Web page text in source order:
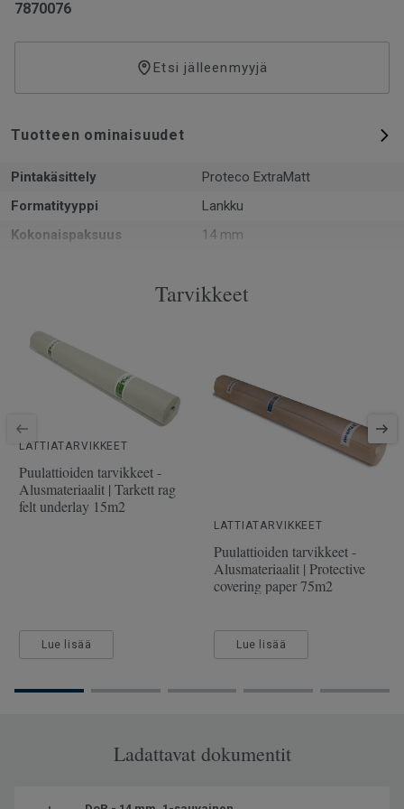
7870076
Etsi jälleenmyyjä
Tuotteen ominaisuudet
Pintakäsittely
Proteco ExtraMatt
Formatityyppi
Lankku
Kokonaispaksuus
14 mm
Kyllä
Kappaleita laatikossa
Asennusmenetelmä
Lukkopontti
SAP-tuotenumero
7870076
Puulaji
Pituus
Kulutuskerroksen paksuus
19.4 cm
Tarvikkeet
LATTIATARVIKKEET
Puulattioiden tarvikkeet -
Alusmateriaalit | Tarkett rag
felt underlay 15m2
Lue lisää
LATTIATARVIKKEET
Puulattioiden tarvikkeet -
Alusmateriaalit | Protective
covering paper 75m2
Lue lisää
Ladattavat dokumentit